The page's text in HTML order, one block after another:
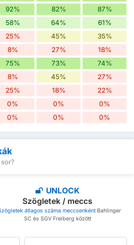
92% 82% 87%
58% 64% 61%
25% 45% 35%
8% 27% 18%
75% 73% 74%
8% 45% 27%
25% 18% 22%
0% 0% 0%
0% 0% 0%
UNLOCK
Szögletek / meccs
átlagos száma meccsenkéntBahlinger
SC és SGV Freiberg között